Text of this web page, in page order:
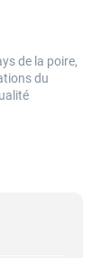
de la poire,
du